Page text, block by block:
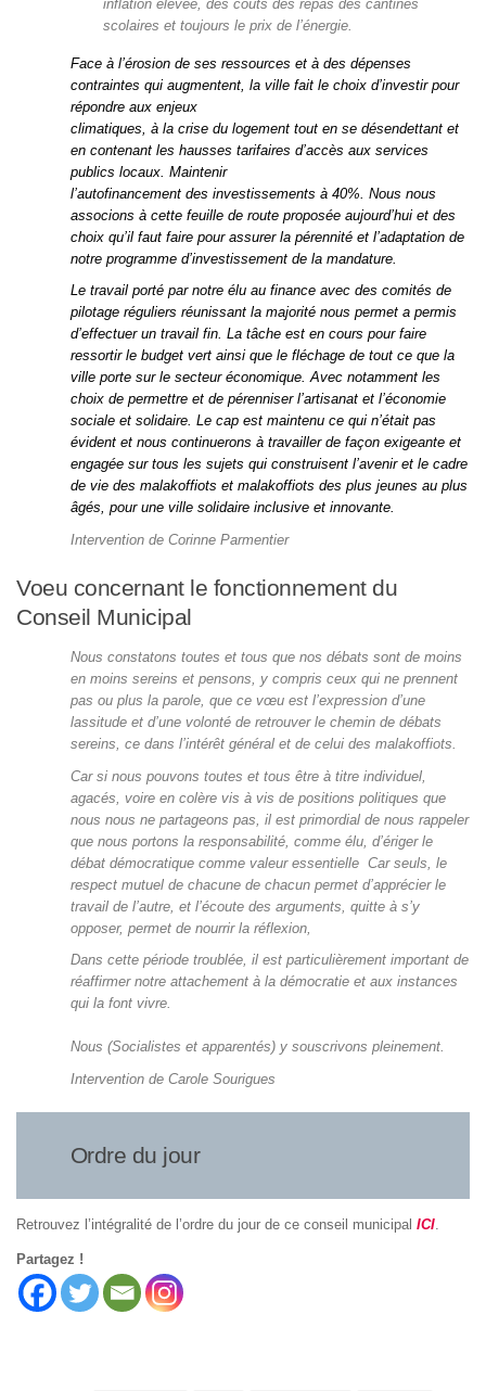
inflation élevée, des coûts des repas des cantines
scolaires et toujours le prix de l’énergie.
Face à l’érosion de ses ressources et à des dépenses
contraintes qui augmentent, la ville fait le choix d’investir pour
répondre aux enjeux
climatiques, à la crise du logement tout en se désendettant et
en contenant les hausses tarifaires d’accès aux services
publics locaux. Maintenir
l’autofinancement des investissements à 40%. Nous nous
associons à cette feuille de route proposée aujourd’hui et des
choix qu’il faut faire pour assurer la pérennité et l’adaptation de
notre programme d’investissement de la mandature.
Le travail porté par notre élu au finance avec des comités de
pilotage réguliers réunissant la majorité nous permet a permis
d’effectuer un travail fin. La tâche est en cours pour faire
ressortir le budget vert ainsi que le fléchage de tout ce que la
ville porte sur le secteur économique. Avec notamment les
choix de permettre et de pérenniser l’artisanat et l’économie
sociale et solidaire. Le cap est maintenu ce qui n’était pas
évident et nous continuerons à travailler de façon exigeante et
engagée sur tous les sujets qui construisent l’avenir et le cadre
de vie des malakoffiots et malakoffiots des plus jeunes au plus
âgés, pour une ville solidaire inclusive et innovante.
Intervention de Corinne Parmentier
Voeu concernant le fonctionnement du
Conseil Municipal
Nous constatons toutes et tous que nos débats sont de moins
en moins sereins et pensons, y compris ceux qui ne prennent
pas ou plus la parole, que ce vœu est l’expression d’une
lassitude et d’une volonté de retrouver le chemin de débats
sereins, ce dans l’intérêt général et de celui des malakoffiots.
Car si nous pouvons toutes et tous être à titre individuel,
agacés, voire en colère vis à vis de positions politiques que
nous nous ne partageons pas, il est primordial de nous rappeler
que nous portons la responsabilité, comme élu, d’ériger le
débat démocratique comme valeur essentielle Car seuls, le
respect mutuel de chacune de chacun permet d’apprécier le
travail de l’autre, et l’écoute des arguments, quitte à s’y
opposer, permet de nourrir la réflexion,
Dans cette période troublée, il est particulièrement important de
réaffirmer notre attachement à la démocratie et aux instances
qui la font vivre.
Nous (Socialistes et apparentés) y souscrivons pleinement.
Intervention de Carole Sourigues
Ordre du jour
Retrouvez l’intégralité de l’ordre du jour de ce conseil municipal ICI
Partagez !